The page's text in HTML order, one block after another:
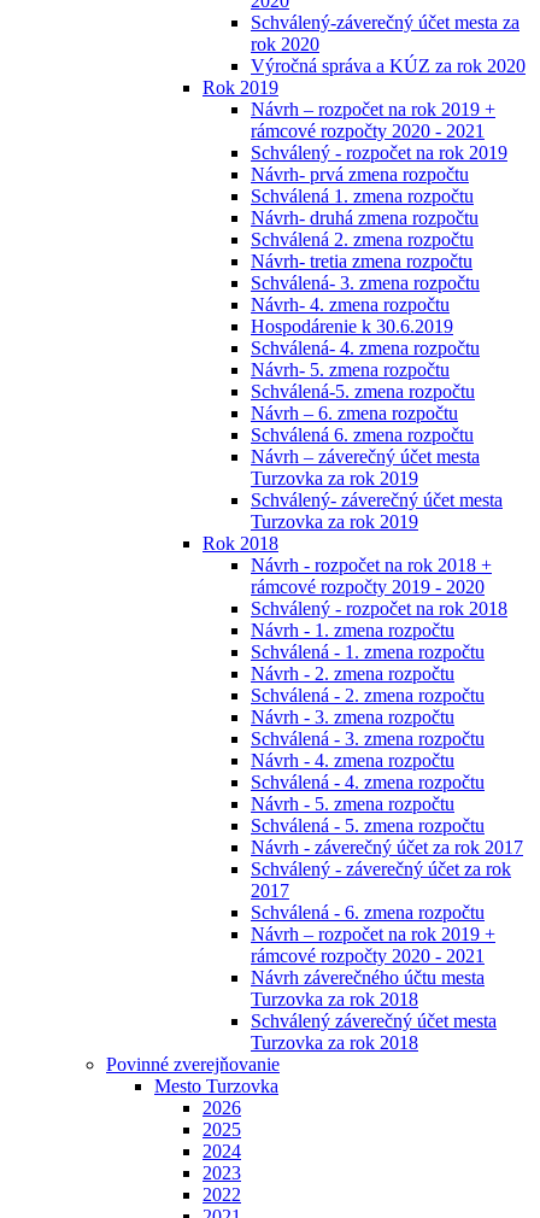
Schválený-záverečný účet mesta za
rok 2020
Výročná správa a KÚZ za rok 2020
Rok 2019
Návrh – rozpočet na rok 2019 +
rámcové rozpočty 2020 - 2021
Schválený - rozpočet na rok 2019
Návrh- prvá zmena rozpočtu
Schválená 1. zmena rozpočtu
Návrh- druhá zmena rozpočtu
Schválená 2. zmena rozpočtu
Návrh- tretia zmena rozpočtu
Schválená- 3. zmena rozpočtu
Návrh- 4. zmena rozpočtu
Hospodárenie k 30.6.2019
Schválená- 4. zmena rozpočtu
Návrh- 5. zmena rozpočtu
Schválená-5. zmena rozpočtu
Návrh – 6. zmena rozpočtu
Schválená 6. zmena rozpočtu
Návrh – záverečný účet mesta
Turzovka za rok 2019
Schválený- záverečný účet mesta
Turzovka za rok 2019
Rok 2018
Návrh - rozpočet na rok 2018 +
rámcové rozpočty 2019 - 2020
Schválený - rozpočet na rok 2018
Návrh - 1. zmena rozpočtu
Schválená - 1. zmena rozpočtu
Návrh - 2. zmena rozpočtu
Schválená - 2. zmena rozpočtu
Návrh - 3. zmena rozpočtu
Schválená - 3. zmena rozpočtu
Návrh - 4. zmena rozpočtu
Schválená - 4. zmena rozpočtu
Návrh - 5. zmena rozpočtu
Schválená - 5. zmena rozpočtu
Návrh - záverečný účet za rok 2017
Schválený - záverečný účet za rok
2017
Schválená - 6. zmena rozpočtu
Návrh – rozpočet na rok 2019 +
rámcové rozpočty 2020 - 2021
Návrh záverečného účtu mesta
Turzovka za rok 2018
Schválený záverečný účet mesta
Turzovka za rok 2018
Povinné zverejňovanie
Mesto Turzovka
2026
2025
2024
2023
2022